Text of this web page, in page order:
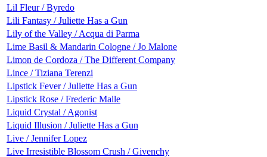
Lil Fleur / Byredo
Lili Fantasy / Juliette Has a Gun
Lily of the Valley / Acqua di Parma
Lime Basil & Mandarin Cologne / Jo Malone
Limon de Cordoza / The Different Company
Lince / Tiziana Terenzi
Lipstick Fever / Juliette Has a Gun
Lipstick Rose / Frederic Malle
Liquid Crystal / Agonist
Liquid Illusion / Juliette Has a Gun
Live / Jennifer Lopez
Live Irresistible Blossom Crush / Givenchy